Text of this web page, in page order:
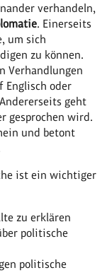
verhandeln,
. Einerseits
um sich
zu können.
Verhandlungen
Englisch oder
geht
gesprochen wird.
und betont
ist ein wichtiger
zu erklären
politische
politische